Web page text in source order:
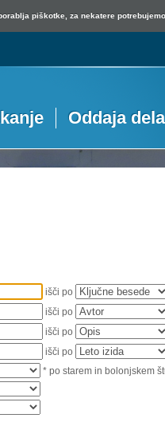
piškotke, za nekatere
Oddaja dela
išči po
išči po
išči po
išči po
* po starem in bolonjskem